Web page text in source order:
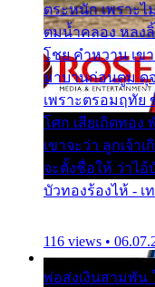
ตระหนัก เพราะ
ตมน้ำคลอง หลง
โชย คำหวาน เข
มาบานก่อนตูม ดุ
เพราะตรอมฤทัย
โศก เสียเถิดทอง
เขาจะว่า ลูกเจ้า
จะตั้งชื่อให้ ว่าไอ้
บัวทองร้องไห้ - เ
116 views •
พ่อส่งเงินสามพัน